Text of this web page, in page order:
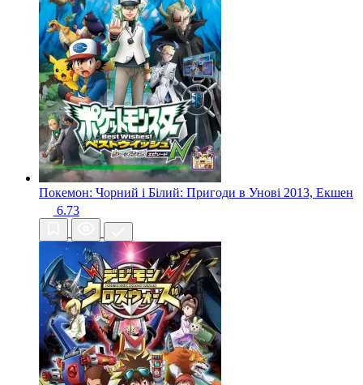
Покемон: Чорний і Білий: Пригоди в Унові 2013, Екшен
6.73